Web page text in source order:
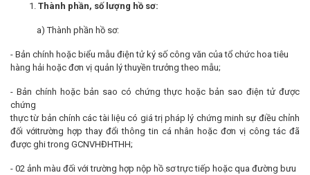
Thành phần, số lượng hồ sơ:
a) Thành phần hồ sơ:
- Bản chính hoặc biểu mẫu điện tử ký số công văn của tổ chức hoa tiêu
hàng hải hoặc đơn vị quản lý thuyền trưởng theo mẫu;
- Bản chính hoặc bản sao có chứng thực hoặc bản sao điện tử được
chứng
thực từ bản chính các tài liệu có giá trị pháp lý chứng minh sự điều chỉnh
đối vớitrường hợp thay đổi thông tin cá nhân hoặc đơn vị công tác đã
được ghi trong GCNVHĐHTHH;
- 02 ảnh màu đối với trường hợp nộp hồ sơ trực tiếp hoặc qua đường bưu